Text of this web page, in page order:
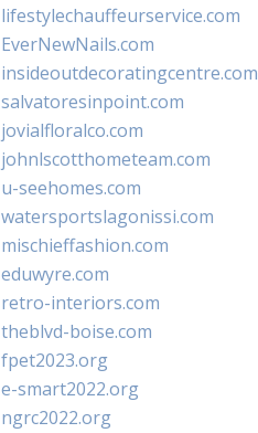
lifestylechauffeurservice.com
EverNewNails.com
insideoutdecoratingcentre.com
salvatoresinpoint.com
jovialfloralco.com
johnlscotthometeam.com
u-seehomes.com
watersportslagonissi.com
mischieffashion.com
eduwyre.com
retro-interiors.com
theblvd-boise.com
fpet2023.org
e-smart2022.org
ngrc2022.org